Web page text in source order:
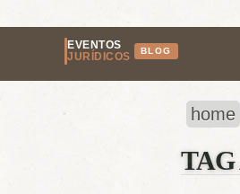
EVENTOS
JURÍDICOS
BLOG
home